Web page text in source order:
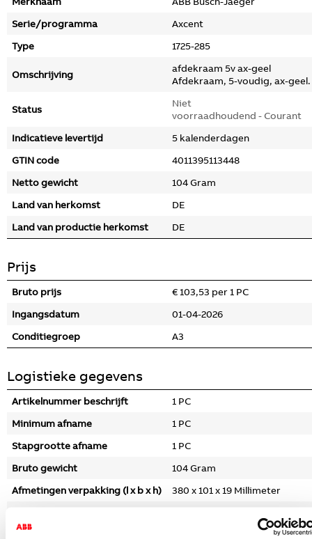
Serie/programma
Axcent
Type
1725-285
Omschrijving
afdekraam 5v ax-geel
Afdekraam, 5-voudig, ax-geel.
Status
Niet
voorraadhoudend - Courant
Indicatieve levertijd
5 kalenderdagen
GTIN code
4011395113448
Netto gewicht
104 Gram
Land van herkomst
DE
Land van productie herkomst
DE
Prijs
Bruto prijs
€ 103,53 per 1 PC
Ingangsdatum
01-04-2026
Conditiegroep
A3
Logistieke gegevens
Artikelnummer beschrijft
1 PC
Minimum afname
1 PC
Stapgrootte afname
1 PC
Bruto gewicht
104 Gram
Afmetingen verpakking (l x b x h)
380 x 101 x 19 Millimeter